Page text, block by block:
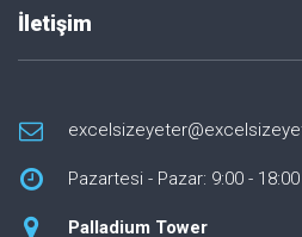
İletişim
Pazartesi - Pazar: 9:00 - 18:00
Palladium Tower